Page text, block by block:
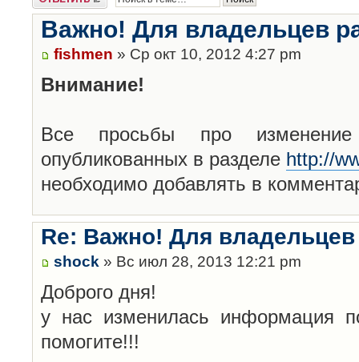
Важно! Для владельцев
fishmen » Ср окт 10, 2012 4:27 pm
Внимание!
Все просьбы про
опубликованных в разделе http://
необходимо добавлять в
Re: Важно! Для владельцев
shock » Вс июл 28, 2013 12:21 pm
Доброго дня!
у нас изменилась информация
помогите!!!